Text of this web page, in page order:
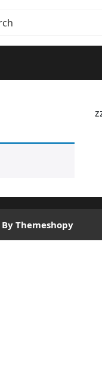
By Themeshopy